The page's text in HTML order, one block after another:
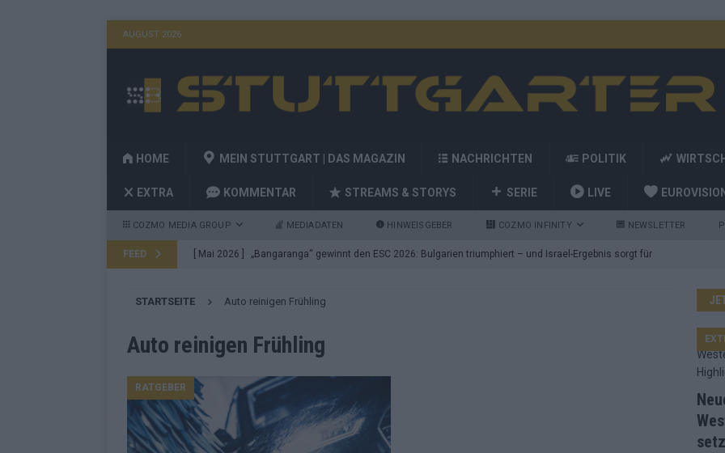
AUGUST 2026
HOME MEIN STUTTGART | DAS MAGAZIN NACHRICHTEN POLITIK
EXTRA KOMMENTAR STREAMS & STORYS SERIE LIVE EUROVISION
COZMO MEDIA GROUP MEDIADATEN HINWEISGEBER COZMO INFINITY NEWSLETTER
FEED [ Mai 2026 ] „Bangaranga“ gewinnt den ESC 2026: Bulgarien triumphiert – und Israel-Ergebnis sorgt für
[ Mai 2026 ] Von JJ bis Lordi: Das sind die Showacts im ESC-Finale 2026 in Wien
[ Mai 2026 ] Finnland auf Platz 17, Deutschland auf Platz 2: ESC-Finale-Startreihenfolge hat
[ Mai 2026 ] ESC-Finale 2026: Finnland Favorit, Australien überrascht – alle Acts und unsere Prognose
KOMMENTAR
[ Mai 2026 ] „Douze Points“, Televoting, Jurys – die Geschichte der ESC-Wertung als Spiegel des
STARTSEITE Auto reinigen Frühling
Auto reinigen Frühling
RATGEBER